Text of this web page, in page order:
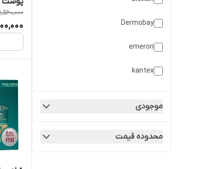
Dermobay
emeron
kantex
موجودی
محدوده قیمت
1,560,000